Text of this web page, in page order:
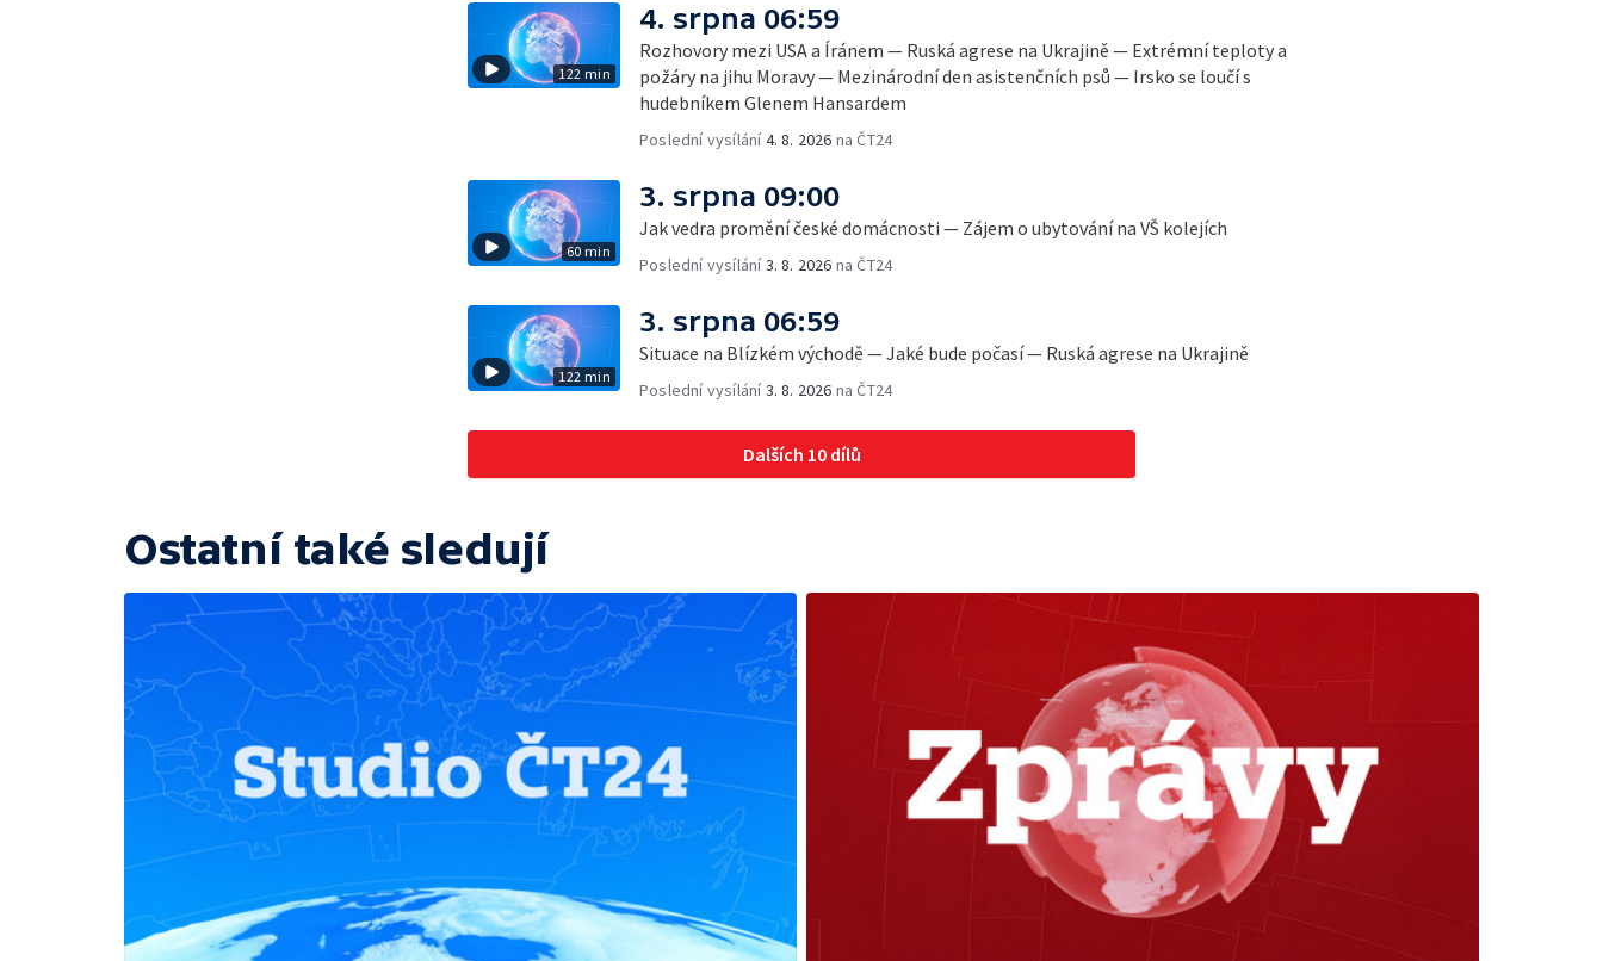
122 min
4. srpna 06:59
Rozhovory mezi USA a Íránem — Ruská agrese na Ukrajině — Extrémní teploty a
požáry na jihu Moravy — Mezinárodní den asistenčních psů — Irsko se loučí s
hudebníkem Glenem Hansardem
Poslední vysílání4. 8. 2026 na ČT24
60 min
3. srpna 09:00
Jak vedra promění české domácnosti — Zájem o ubytování na VŠ kolejích
Poslední vysílání3. 8. 2026 na ČT24
122 min
3. srpna 06:59
Situace na Blízkém východě — Jaké bude počasí — Ruská agrese na Ukrajině
Poslední vysílání3. 8. 2026 na ČT24
Dalších 10 dílů
Ostatní také sledují